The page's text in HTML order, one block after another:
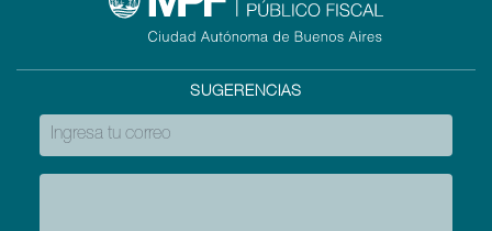
SUGERENCIAS